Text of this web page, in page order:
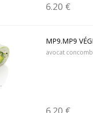
6.20 €
MP9.MP9
avocat
6.20 €